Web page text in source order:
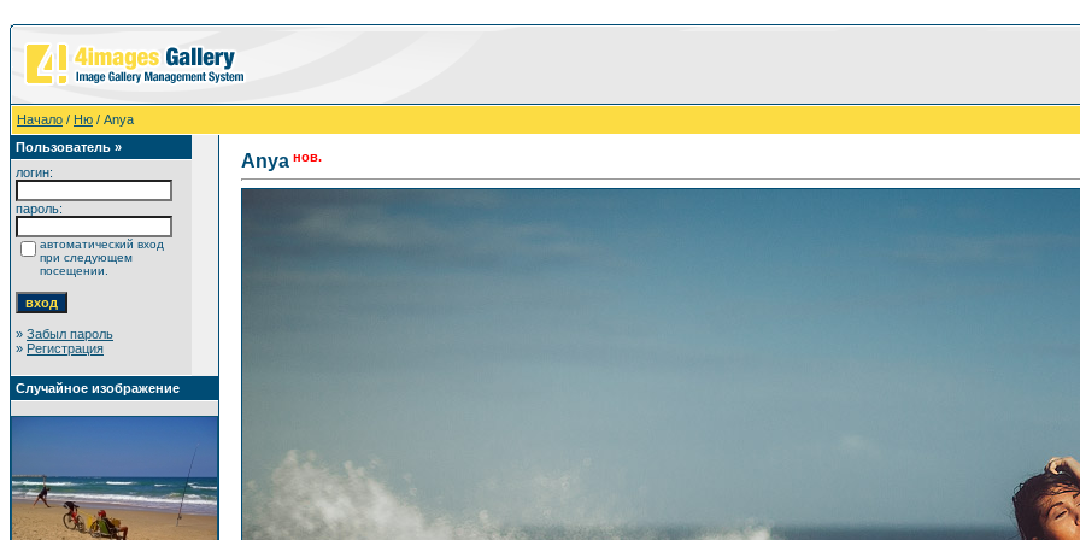
Начало / Ню / Anya
Пользователь »
логин:
пароль:
автоматический вход
при следующем
посещении.
» Забыл пароль
» Регистрация
Случайное изображение
Anya нов.